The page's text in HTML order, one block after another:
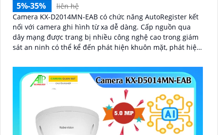
5%-35%
liên hệ
Camera KX-D2014MN-EAB có chức năng AutoRegister kết
nối với camera ghi hình từ xa dễ dàng. Cấp nguồn qua
dây mạng được trang bị nhiều công nghệ cao trong giám
sát an ninh có thể kể đến phát hiện khuôn mặt, phát hiện